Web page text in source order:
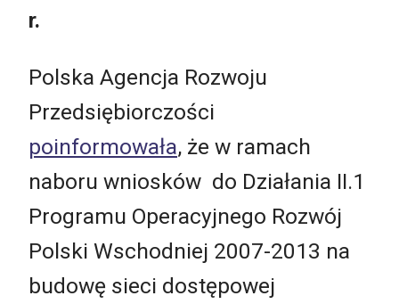
r.
Polska Agencja Rozwoju
Przedsiębiorczości
poinformowała, że w ramach
naboru wniosków do Działania II.1
Programu Operacyjnego Rozwój
Polski Wschodniej 2007-2013 na
budowę sieci dostępowej